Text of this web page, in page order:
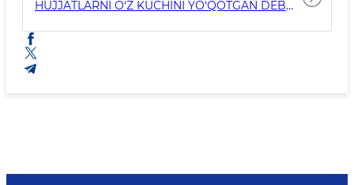
HUJJATLARNI O‘Z KUCHINI YO‘QOTGAN DEB